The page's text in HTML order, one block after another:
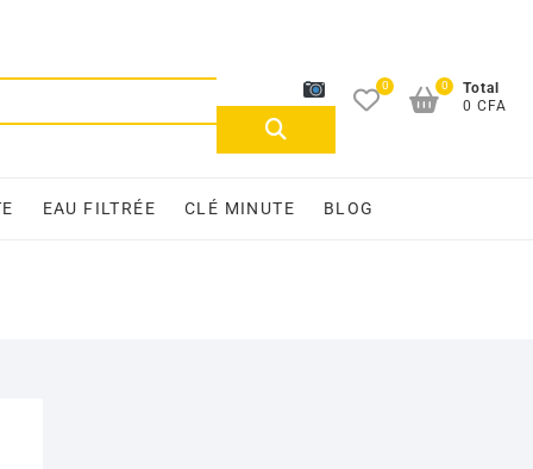
Recherche
0
Total
0 CFA
0
EAU FILTRÉE CLÉ MINUTE BLOG